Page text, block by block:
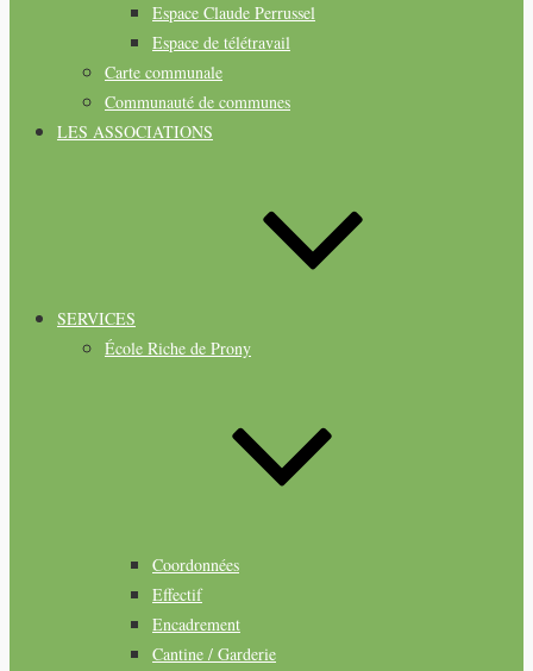
Espace Claude Perrussel
Espace de télétravail
Carte communale
Communauté de communes
LES ASSOCIATIONS
SERVICES
École Riche de Prony
Coordonnées
Effectif
Encadrement
Cantine / Garderie